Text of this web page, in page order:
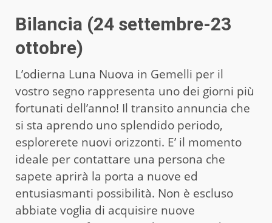
Bilancia (24 settembre-23
ottobre)
L’odierna Luna Nuova in Gemelli per il
vostro segno rappresenta uno dei giorni più
fortunati dell’anno! Il transito annuncia che
si sta aprendo uno splendido periodo,
esplorerete nuovi orizzonti. E’ il momento
ideale per contattare una persona che
sapete aprirà la porta a nuove ed
entusiasmanti possibilità. Non è escluso
abbiate voglia di acquisire nuove